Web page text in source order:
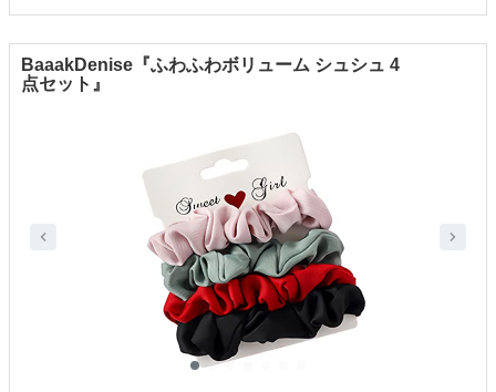
BaaakDenise『ふわふわボリューム シュシュ 4
点セット』